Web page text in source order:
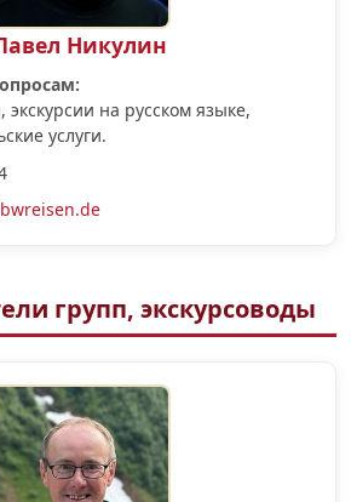
Никулин
на русском языке,
услуги.
групп, экскурсоводы